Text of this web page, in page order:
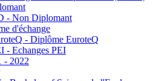
- Non Diplomant
d'échange
- Diplôme EuroteQ
- Echanges PEI
- 2022